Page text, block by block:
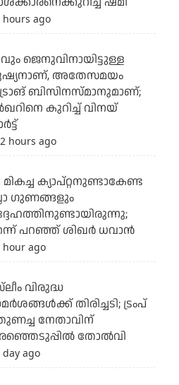
hours ago
ജെനുവിനായിട്ടുള്ള
അതേസമയം
ബിസിനസ്മാനുമാണ്;
കുറിച്ച് വിനയ്
hours ago
ക്യാപ്റ്റനുണ്ടാകേണ്ട
ഗുണങ്ങളും
പറഞ്ഞ് ശിഖര്‍ ധവാന്‍
hour ago
വിരുദ്ധ
തിരിച്ചടി; ട്രംപ്
നേതാവിന്
തോല്‍വി
day ago